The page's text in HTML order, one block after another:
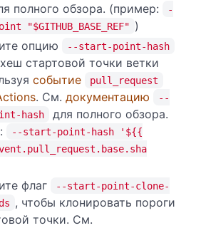
полного обзора. (пример:
-
"$GITHUB_BASE_REF" )
опцию
--start-point-hash
хеш стартовой точки ветки
событие pull_request
. См. документацию
--
hash
для полного обзора.
--start-point-hash '${{
флаг
--start-point-clone-
, чтобы клонировать пороги
точки. См.